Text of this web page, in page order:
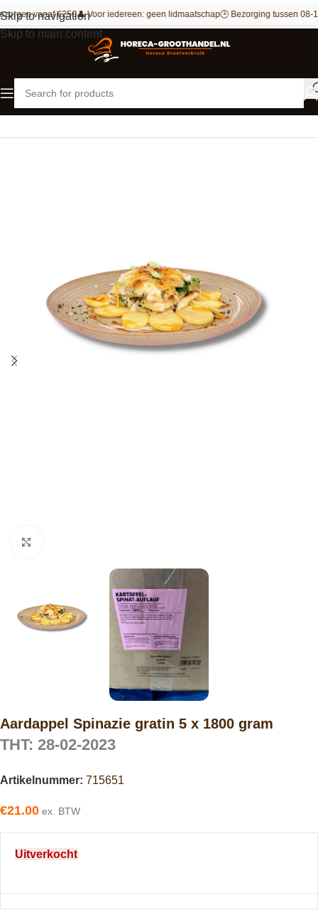
Skip to navigation
Skip to main content
vanaf €250👤 Voor iedereen: geen lidmaatschap🕒 Bezorging tussen 08-
Home Aardappel producten Aardappelschijfjes
Aardappel Spinazie gratin 5 x 1800 gram
THT: 28-02-2023
Artikelnummer: 715651
€21.00 ex. BTW
Uitverkocht